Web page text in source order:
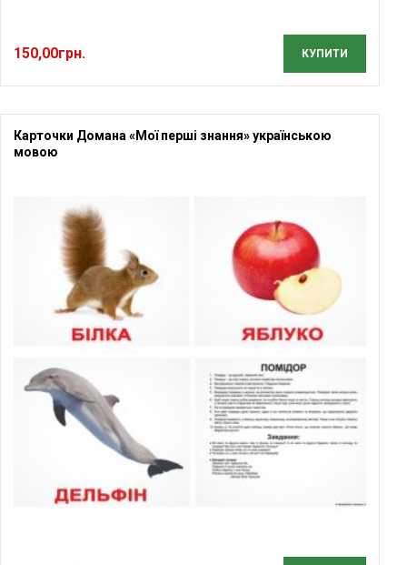
150,00грн. КУПИТИ
Карточки Домана «Мої перші знання» українською
мовою